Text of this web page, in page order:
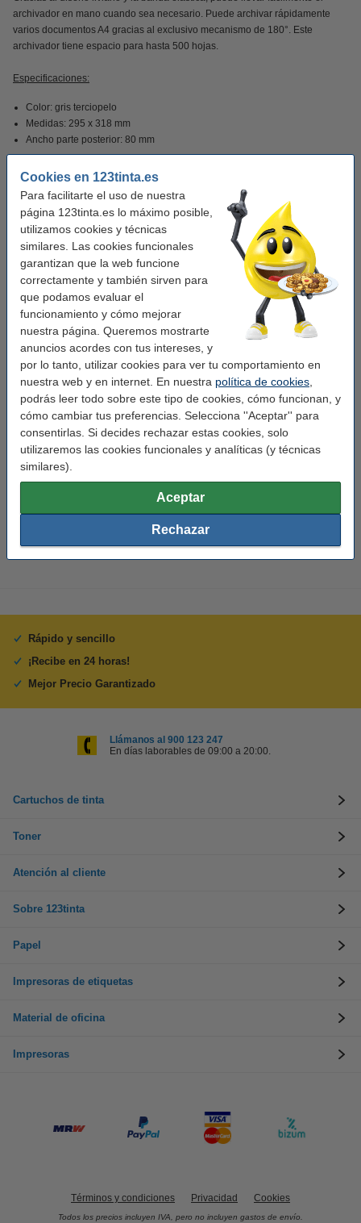
Cookies en 123tinta.es
Para facilitarte el uso de nuestra
página 123tinta.es lo máximo posible,
utilizamos cookies y técnicas
similares. Las cookies funcionales
garantizan que la web funcione
correctamente y también sirven para
que podamos evaluar el
funcionamiento y cómo mejorar
nuestra página. Queremos mostrarte
anuncios acordes con tus intereses, y
por lo tanto, utilizar cookies para ver tu comportamiento en
nuestra web y en internet. En nuestra política de cookies
podrás leer todo sobre este tipo de cookies, cómo funcionan, y
cómo cambiar tus preferencias. Selecciona ''Aceptar'' para
consentirlas. Si decides rechazar estas cookies, solo
utilizaremos las cookies funcionales y analíticas (y técnicas
similares).
Aceptar
Rechazar
archivador en mano cuando sea necesario. Puede archivar rápidamente
varios documentos A4 gracias al exclusivo mecanismo de 180°. Este
archivador tiene espacio para hasta 500 hojas.
Especificaciones:
Color: gris terciopelo
Medidas: 295 x 318 mm
Ancho parte posterior: 80 mm
Guarda papeles, archivos y documentos juntos de forma ordenada con este
archivador A4
Características
Marca: Leitz
Color: gris terciopelo
Medidas: 295 x 318 mm (LxAn)
Material: plástico
Tamaño papel: A4
Ancho detrás: 80 mm
Agujero de sujeción:
Rápido y sencillo
¡Recibe en 24 horas!
Mejor Precio Garantizado
Llámanos al 900 123 247
En días laborables de 09:00 a 20:00.
Cartuchos de tinta
Toner
Atención al cliente
Sobre 123tinta
Papel
Impresoras de etiquetas
Material de oficina
Impresoras
Términos y condiciones Privacidad Cookies
Todos los precios incluyen IVA, pero no incluyen gastos de envío.